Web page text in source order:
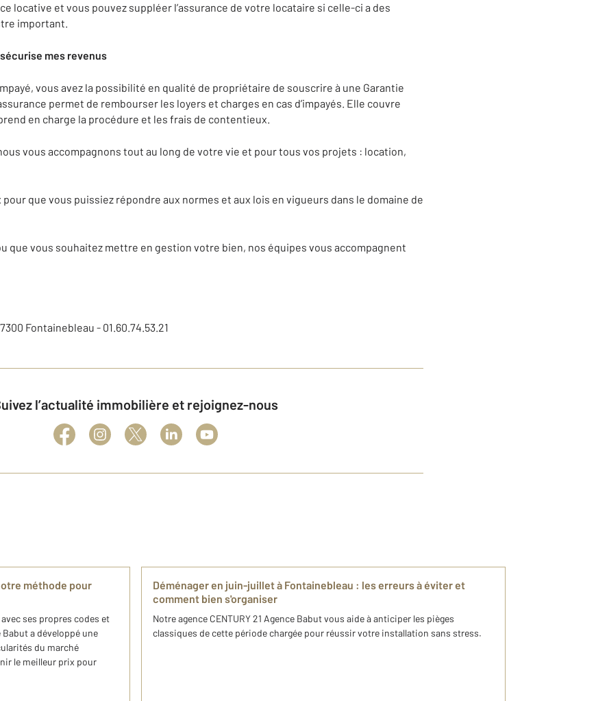
locative et vous pouvez suppléer l’assurance de votre locataire si celle-ci a des
important.
mes revenus
vous avez la possibilité en qualité de propriétaire de souscrire à une Garantie
permet de rembourser les loyers et charges en cas d’impayés. Elle couvre
en charge la procédure et les frais de contentieux.
vous accompagnons tout au long de votre vie et pour tous vos projets : location,
que vous puissiez répondre aux normes et aux lois en vigueurs dans le domaine de
que vous souhaitez mettre en gestion votre bien, nos équipes vous accompagnent
Fontainebleau - 01.60.74.53.21
Suivez l’actualité immobilière et rejoignez-nous
méthode pour
ses propres codes et
Babut a développé une
du marché
le meilleur prix pour
Déménager en juin-juillet à Fontainebleau : les erreurs à éviter et
comment bien s'organiser
Notre agence CENTURY 21 Agence Babut vous aide à anticiper les pièges
classiques de cette période chargée pour réussir votre installation sans stress.